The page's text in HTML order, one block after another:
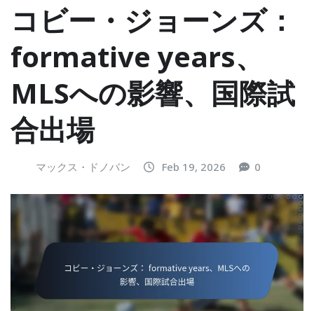
コビー・ジョーンズ：
formative years、
MLSへの影響、国際試
合出場
マックス・ドノバン Feb 19, 2026 0